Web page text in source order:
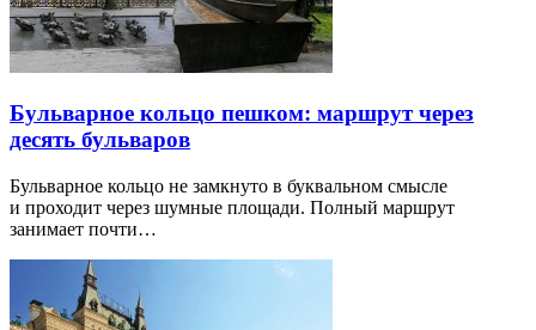
Бульварное кольцо пешком: маршрут через
десять бульваров
Бульварное кольцо не замкнуто в буквальном смысле
и проходит через шумные площади. Полный маршрут
занимает почти…